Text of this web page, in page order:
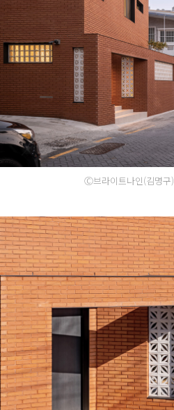
Ⓒ브라이트나인(김명구)